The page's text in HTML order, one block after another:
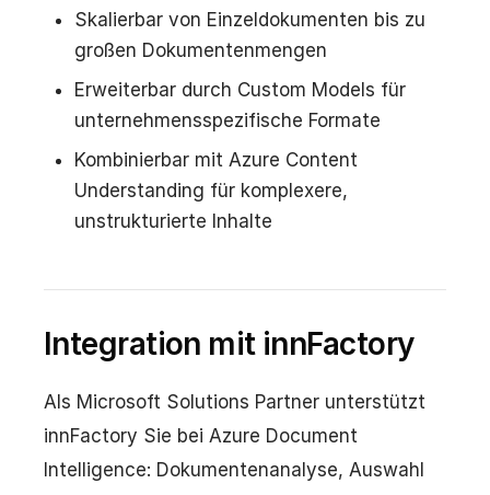
Skalierbar von Einzeldokumenten bis zu
großen Dokumentenmengen
Erweiterbar durch Custom Models für
unternehmensspezifische Formate
Kombinierbar mit Azure Content
Understanding für komplexere,
unstrukturierte Inhalte
Integration mit innFactory
Als Microsoft Solutions Partner unterstützt
innFactory Sie bei Azure Document
Intelligence: Dokumentenanalyse, Auswahl